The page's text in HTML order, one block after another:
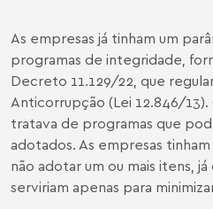
As empresas já tinham um
programas de integridade,
Decreto 11.129/22, que
Anticorrupção (Lei 12.846/13).
tratava de programas que
adotados. As empresas
não adotar um ou mais itens,
serviriam apenas para